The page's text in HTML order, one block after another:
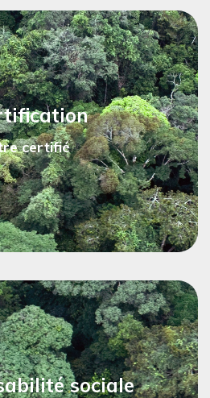
que nous continuerons à
durable et à préserver
que puits de carbone
notre contribution à la
du CO2>>
certifié
que tout notre bois est
car c'est la seule façon pour
aux exigences
sociales les plus élevées.
sociale